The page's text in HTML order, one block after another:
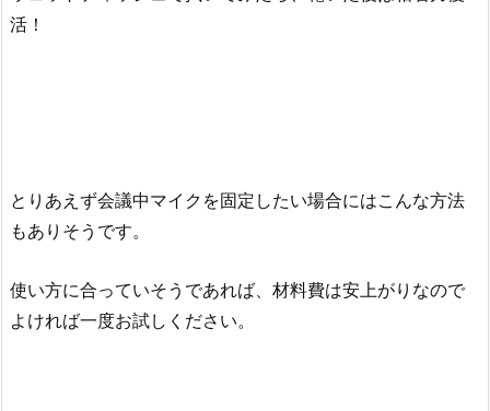
活！
とりあえず会議中マイクを固定したい場合にはこんな方法
もありそうです。
使い方に合っていそうであれば、材料費は安上がりなので
よければ一度お試しください。